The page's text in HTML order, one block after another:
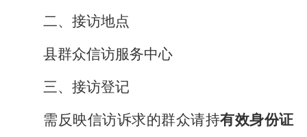
二、接访地点
县群众信访服务中心
三、接访登记
需反映信访诉求的群众请持有效身份证